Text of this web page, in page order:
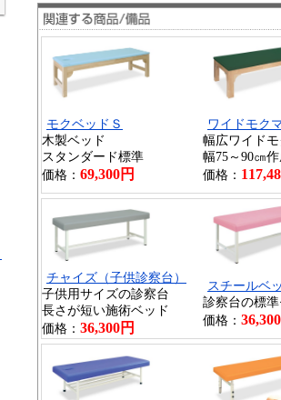
モクベッドＳ
木製ベッド
スタンダード標準
価格： 69,300円
ワイドモク
幅広ワイド
幅75～90㎝
価格：
チャイズ（子供診察台）
子供用サイズの診察台
長さが短い施術ベッド
価格： 36,300円
スチールベ
診察台の標
価格：